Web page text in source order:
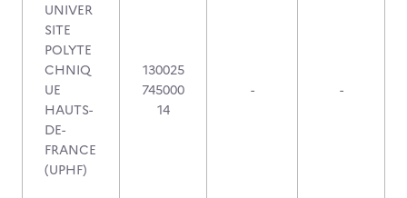
UNIVER
SITE
POLYTE
CHNIQ
UE
HAUTS-
DE-
FRANCE
(UPHF)
130025
745000
14
- -